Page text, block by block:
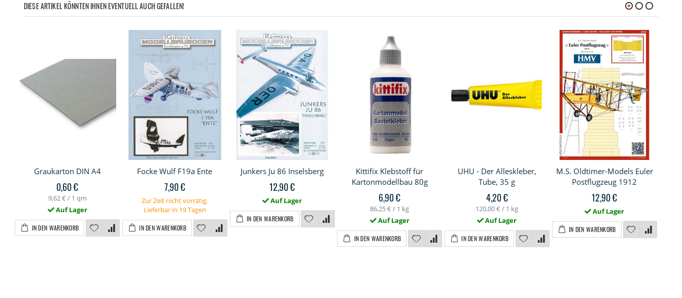
DIESE ARTIKEL KÖNNTEN IHNEN EVENTUELL AUCH GEFALLEN!
Graukarton DIN A4
0,60 €
9,62 € / 1 qm
Auf Lager
IN DEN WARENKORB
Focke Wulf F19a Ente
7,90 €
Zur Zeit nicht vorrätig.
Lieferbar in 19 Tagen
IN DEN WARENKORB
Junkers Ju 86 Inselsberg
12,90 €
Auf Lager
IN DEN WARENKORB
Kittifix Klebstoff für
Kartonmodellbau 80g
6,90 €
86,25 € / 1 kg
Auf Lager
IN DEN WARENKORB
UHU - Der Alleskleber,
Tube, 35 g
4,20 €
120,00 € / 1 kg
Auf Lager
IN DEN WARENKORB
M.S. Oldtimer-Models Euler
Postflugzeug 1912
12,90 €
Auf Lager
IN DEN WARENKORB